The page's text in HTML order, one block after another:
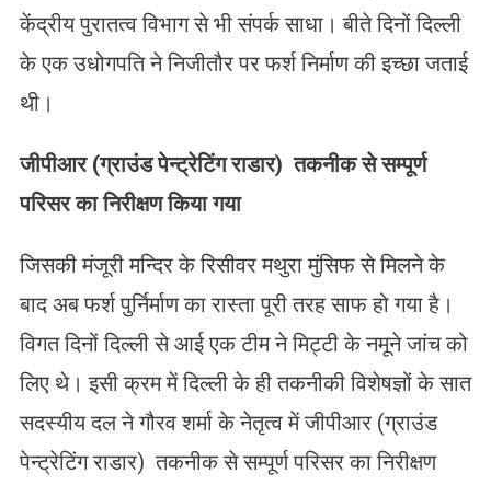
केंद्रीय पुरातत्व विभाग से भी संपर्क साधा। बीते दिनों दिल्ली
के एक उधोगपति ने निजीतौर पर फर्श निर्माण की इच्छा जताई
थी।
जीपीआर (ग्राउंड पेन्ट्रेटिंग राडार) तकनीक से सम्पूर्ण
परिसर का निरीक्षण किया गया
जिसकी मंजूरी मन्दिर के रिसीवर मथुरा मुंसिफ से मिलने के
बाद अब फर्श पुर्निर्माण का रास्ता पूरी तरह साफ हो गया है।
विगत दिनों दिल्ली से आई एक टीम ने मिट्टी के नमूने जांच को
लिए थे। इसी क्रम में दिल्ली के ही तकनीकी विशेषज्ञों के सात
सदस्यीय दल ने गौरव शर्मा के नेतृत्व में जीपीआर (ग्राउंड
पेन्ट्रेटिंग राडार) तकनीक से सम्पूर्ण परिसर का निरीक्षण